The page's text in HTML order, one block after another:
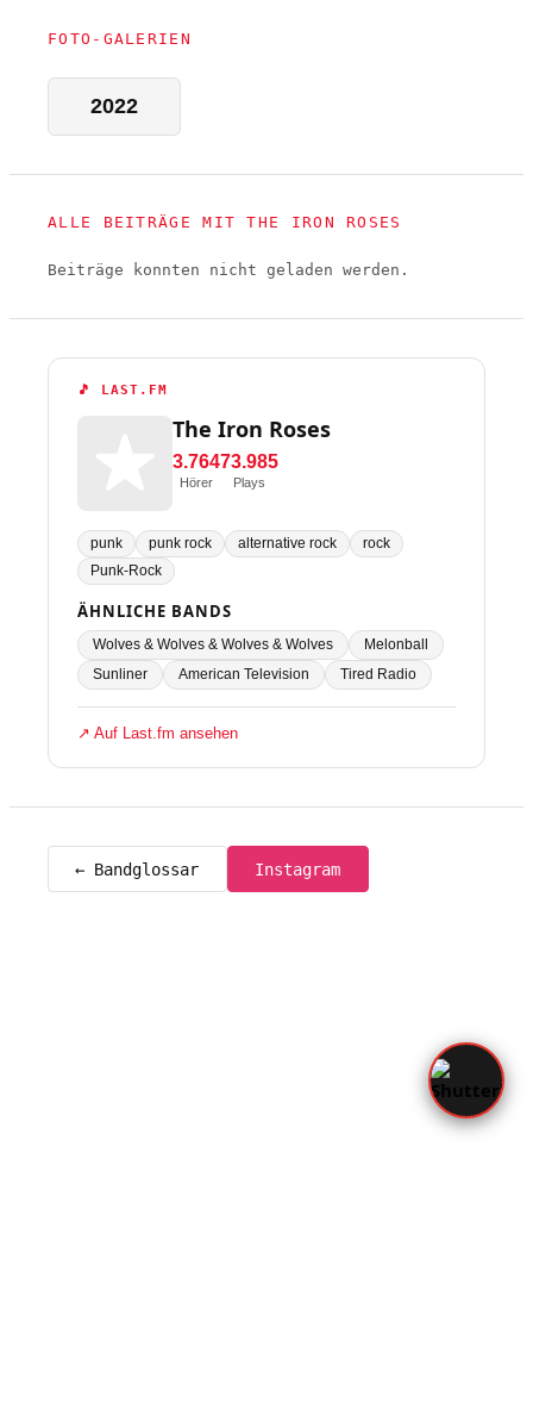
FOTO-GALERIEN
2022
ALLE BEITRÄGE MIT THE IRON ROSES
Beiträge konnten nicht geladen werden.
🎵 LAST.FM
The Iron Roses
3.764
Hörer
73.985
Plays
punk punk rock alternative rock
rock
Punk-Rock
ÄHNLICHE BANDS
Wolves & Wolves & Wolves & Wolves
Melonball
Sunliner
American Television Tired Radio
↗ Auf Last.fm ansehen
← Bandglossar Instagram